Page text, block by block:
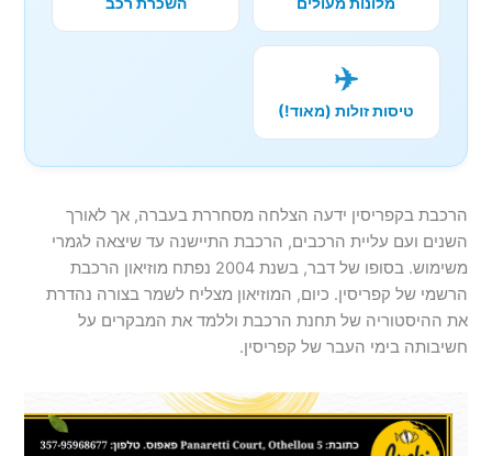
✈️
טיסות זולות (מאוד!)
הרכבת בקפריסין ידעה הצלחה מסחררת בעברה, אך לאורך
השנים ועם עליית הרכבים, הרכבת התיישנה עד שיצאה לגמרי
משימוש. בסופו של דבר, בשנת 2004 נפתח מוזיאון הרכבת
הרשמי של קפריסין. כיום, המוזיאון מצליח לשמר בצורה נהדרת
את ההיסטוריה של תחנת הרכבת וללמד את המבקרים על
חשיבותה בימי העבר של קפריסין.